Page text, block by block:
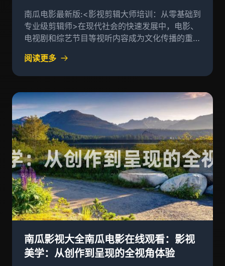
南瓜电影最新版:<影视剪辑大师培训：从零基础到
专业级剪辑师>在现代社会的快速发展中，电影、
电视剧和综艺节目等视听内容成为文化传播的重要
学员提供了将这些丰富的素材进行有效组织和加工
的技术知识
阅读更多
南瓜影视大全南瓜电影在线观看：影视
美学：从创作到呈现的全视角体验